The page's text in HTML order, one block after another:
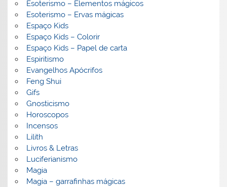
Esoterismo – Elementos mágicos
Esoterismo – Ervas mágicas
Espaço Kids
Espaço Kids – Colorir
Espaço Kids – Papel de carta
Espiritismo
Evangelhos Apócrifos
Feng Shui
Gifs
Gnosticismo
Horoscopos
Incensos
Lilith
Livros & Letras
Luciferianismo
Magia
Magia – garrafinhas mágicas